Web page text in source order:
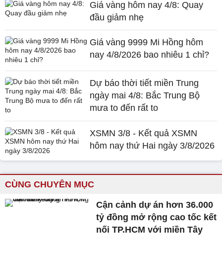
Giá vàng hôm nay 4/8: Quay
đầu giảm nhẹ
Giá vàng 9999 Mi Hồng hôm
nay 4/8/2026 bao nhiêu 1 chỉ?
Dự báo thời tiết miền Trung
ngày mai 4/8: Bắc Trung Bộ
mưa to đến rất to
XSMN 3/8 - Kết quả XSMN
hôm nay thứ Hai ngày 3/8/2026
CÙNG CHUYÊN MỤC
Cận cảnh dự án hơn 36.000
tỷ đồng mở rộng cao tốc kết
nối TP.HCM với miền Tây